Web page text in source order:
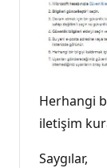
Herhangi
iletişim
Saygılar,